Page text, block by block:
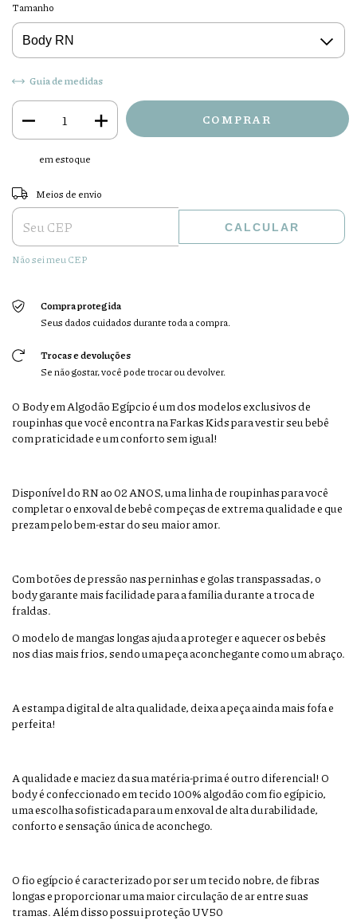
Tamanho
Guia de medidas
em estoque
Entregas para o CEP:
Meios de envio
CALCULAR
Não sei meu CEP
Compra protegida
Seus dados cuidados durante toda a compra.
Trocas e devoluções
Se não gostar, você pode trocar ou devolver.
O Body em Algodão Egípcio é um dos modelos exclusivos de
roupinhas que você encontra na Farkas Kids para vestir seu bebê
com praticidade e um conforto sem igual!
Disponível do RN ao 02 ANOS, uma linha de roupinhas para você
completar o enxoval de bebê com peças de extrema qualidade e que
prezam pelo bem-estar do seu maior amor.
Com botões de pressão nas perninhas e golas transpassadas, o
body garante mais facilidade para a família durante a troca de
fraldas.
O modelo de mangas longas ajuda a proteger e aquecer os bebês
nos dias mais frios, sendo uma peça aconchegante como um abraço.
A estampa digital de alta qualidade, deixa a peça ainda mais fofa e
perfeita!
A qualidade e maciez da sua matéria-prima é outro diferencial! O
body é confeccionado em tecido 100% algodão com fio egípicio,
uma escolha sofisticada para um enxoval de alta durabilidade,
conforto e sensação única de aconchego.
O fio egípcio é caracterizado por ser um tecido nobre, de fibras
longas e proporcionar uma maior circulação de ar entre suas
tramas. Além disso possui proteção UV50